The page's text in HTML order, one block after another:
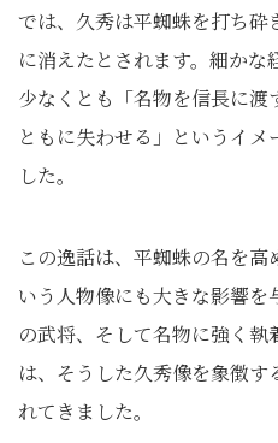
では、久秀は平蜘蛛を打ち砕
に消えたとされます。細かな
少なくとも「名物を信長に渡
ともに失わせる」というイ
した。
この逸話は、平蜘蛛の名を
いう人物像にも大きな影響
の武将、そして名物に強く
は、そうした久秀像を象徴
れてきました。